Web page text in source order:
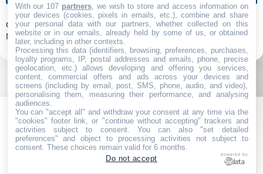
Consumer Electronics Show 2026
Mobile World Congress (MWC Barcelona) 2026
With our 107 partners, we wish to store and access information on
your devices (cookies, pixels in emails, etc.), combine and share
your personal data with our partners, whether collected on this
website or in our emails, already held by some of us, or obtained
later, including in other contexts.
Processing this data (identifiers, browsing, preferences, purchases,
loyalty programs, IP, postal addresses and emails, phone, precise
geolocation, etc.) allows developing and offering you services,
content, commercial offers and ads across your devices and
screens (including by email, post, SMS, phone, audio, and video),
personalising them, measuring their performance, and analysing
audiences.
You can "accept all" and withdraw your consent at any time via the
"cookies" footer link, or "continue without accepting" trackers and
activities subject to consent. You can also "set detailed
preferences" and object to processing activities not subject to
consent. These choices remain valid for 6 months.
Do not accept
powered by